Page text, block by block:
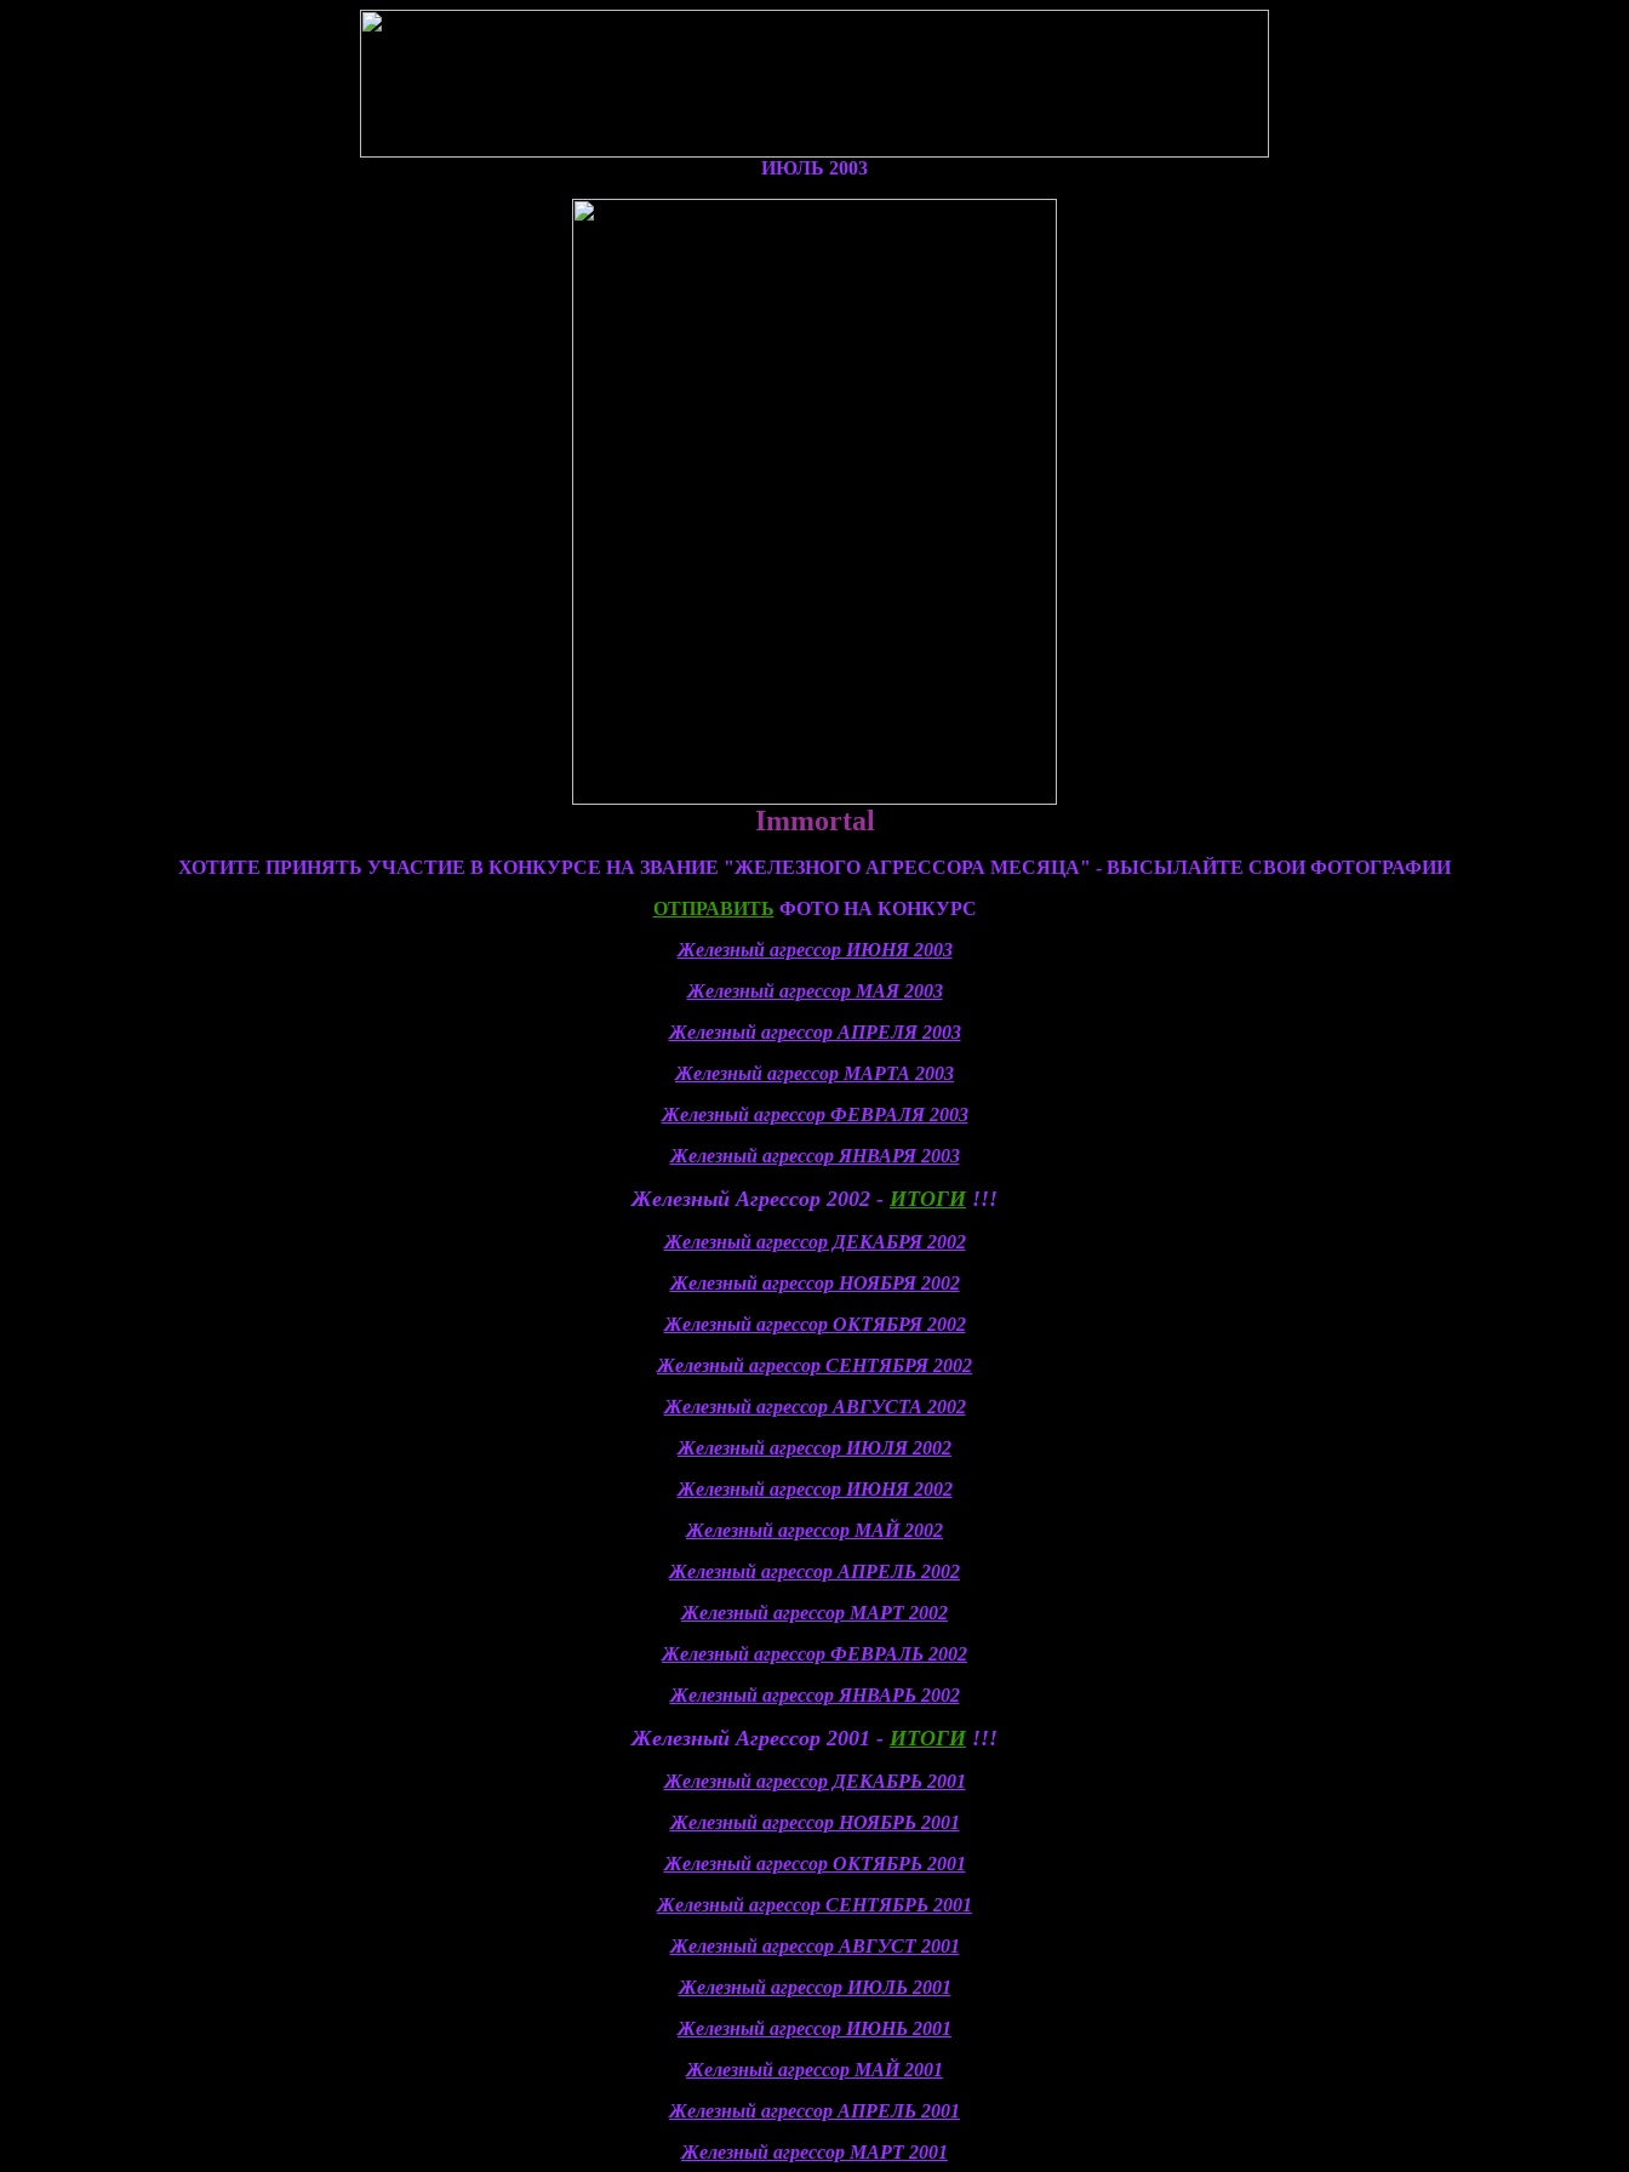
ИЮЛЬ 2003
Immortal
ХОТИТЕ ПРИНЯТЬ УЧАСТИЕ В КОНКУРСЕ НА ЗВАНИЕ "ЖЕЛЕЗНОГО АГРЕССОРА МЕСЯЦА" - ВЫСЫЛАЙТЕ СВОИ ФОТОГРАФИИ
ОТПРАВИТЬ ФОТО НА КОНКУРС
Железный агрессор ИЮНЯ 2003
Железный агрессор МАЯ 2003
Железный агрессор АПРЕЛЯ 2003
Железный агрессор МАРТА 2003
Железный агрессор ФЕВРАЛЯ 2003
Железный агрессор ЯНВАРЯ 2003
Железный Агрессор 2002 - ИТОГИ !!!
Железный агрессор ДЕКАБРЯ 2002
Железный агрессор НОЯБРЯ 2002
Железный агрессор ОКТЯБРЯ 2002
Железный агрессор СЕНТЯБРЯ 2002
Железный агрессор АВГУСТА 2002
Железный агрессор ИЮЛЯ 2002
Железный агрессор ИЮНЯ 2002
Железный агрессор МАЙ 2002
Железный агрессор АПРЕЛЬ 2002
Железный агрессор МАРТ 2002
Железный агрессор ФЕВРАЛЬ 2002
Железный агрессор ЯНВАРЬ 2002
Железный Агрессор 2001 - ИТОГИ !!!
Железный агрессор ДЕКАБРЬ 2001
Железный агрессор НОЯБРЬ 2001
Железный агрессор ОКТЯБРЬ 2001
Железный агрессор СЕНТЯБРЬ 2001
Железный агрессор АВГУСТ 2001
Железный агрессор ИЮЛЬ 2001
Железный агрессор ИЮНЬ 2001
Железный агреcсор МАЙ 2001
Железный агрессор АПРЕЛЬ 2001
Железный агрессор МАРТ 2001